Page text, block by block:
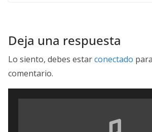
Deja una respuesta
Lo siento, debes estarconectado
comentario.